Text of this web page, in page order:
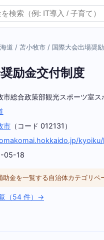
道 / 苫小牧市 / 国際大会出場奨
励金交付制度
市総合政策部観光スポーツ室
市 （コード 012131）
05-18
金を一覧する自治体カテゴリペ
（54 件）→